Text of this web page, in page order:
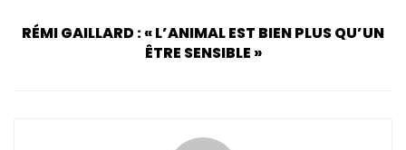
RÉMI GAILLARD : « L’ANIMAL EST BIEN PLUS QU’UN
ÊTRE SENSIBLE »